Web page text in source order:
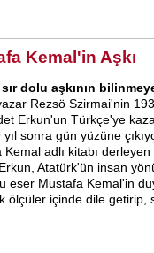
Kemal'in Aşkı
dolu aşkının
Rezsö Szirmai'nin
Erkun'un Türkçe'ye
sonra gün yüzüne
Kemal adlı kitabı
Atatürk'ün insan
eser Mustafa Kemal'in
ölçüler içinde dile getirip,